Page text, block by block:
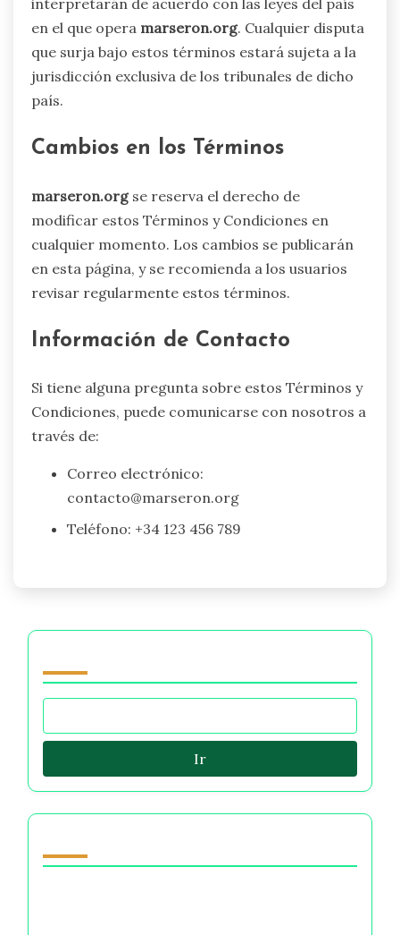
en el que opera marseron.org. Cualquier disputa
que surja bajo estos términos estará sujeta a la
jurisdicción exclusiva de los tribunales de dicho
país.
Cambios en los Términos
marseron.orgse reserva el derecho de
modificar estos Términos y Condiciones en
cualquier momento. Los cambios se publicarán
en esta página, y se recomienda a los usuarios
revisar regularmente estos términos.
Información de Contacto
Si tiene alguna pregunta sobre estos Términos y
Condiciones, puede comunicarse con nosotros a
través de:
Correo electrónico:
contacto@marseron.org
Teléfono: +34 123 456 789
Ir